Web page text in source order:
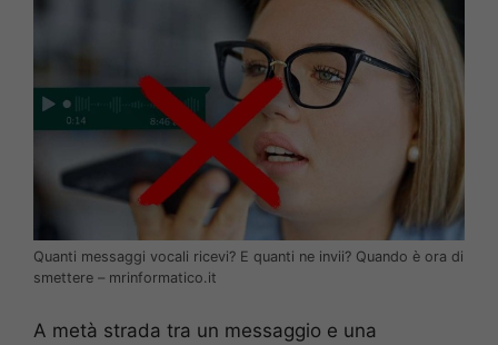
Quanti messaggi vocali ricevi? E quanti ne invii? Quando è ora di
smettere – mrinformatico.it
A metà strada tra un messaggio e una